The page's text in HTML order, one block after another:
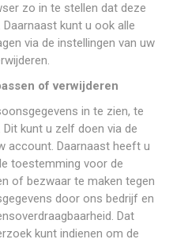
zo in te stellen dat deze
kunt u ook alle
via de instellingen van uw
of verwijderen
in te zien, te
kunt u zelf doen via de
account. Daarnaast heeft u
toestemming voor de
of bezwaar te maken tegen
door ons bedrijf en
Dat
kunt indienen om de